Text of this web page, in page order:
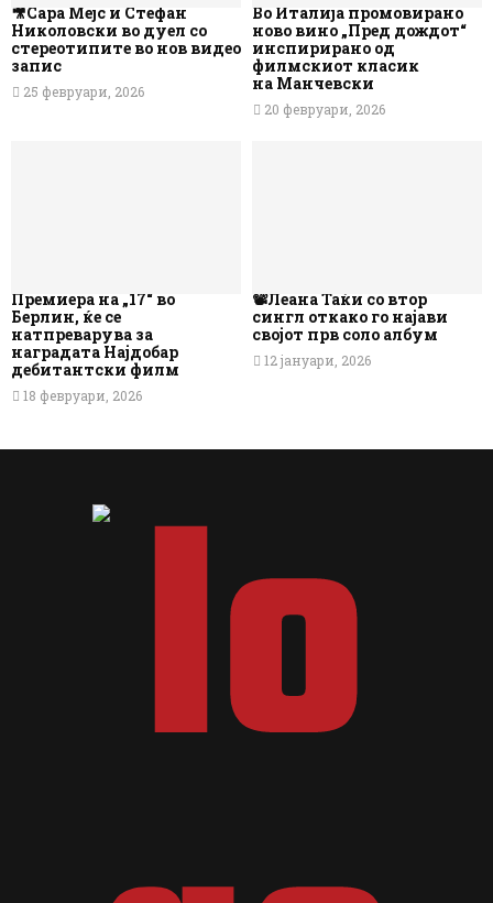
🎥Сара Мејс и Стефан
Николовски во дуел со
стереотипите во нов видео
запис
25 февруари, 2026
Во Италија промовирано
ново вино „Пред дождот“
инспирирано од
филмскиот класик
на Манчевски
20 февруари, 2026
Премиера на „17“ во
Берлин, ќе се
натпреварува за
наградата Најдобар
дебитантски филм
18 февруари, 2026
📽️Леана Таќи со втор
сингл откако го најави
својот прв соло албум
12 јануари, 2026